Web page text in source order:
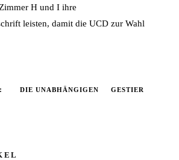
H und I ihre
leisten, damit die UCD zur Wahl
DIE UNABHÄNGIGEN
GESTIER